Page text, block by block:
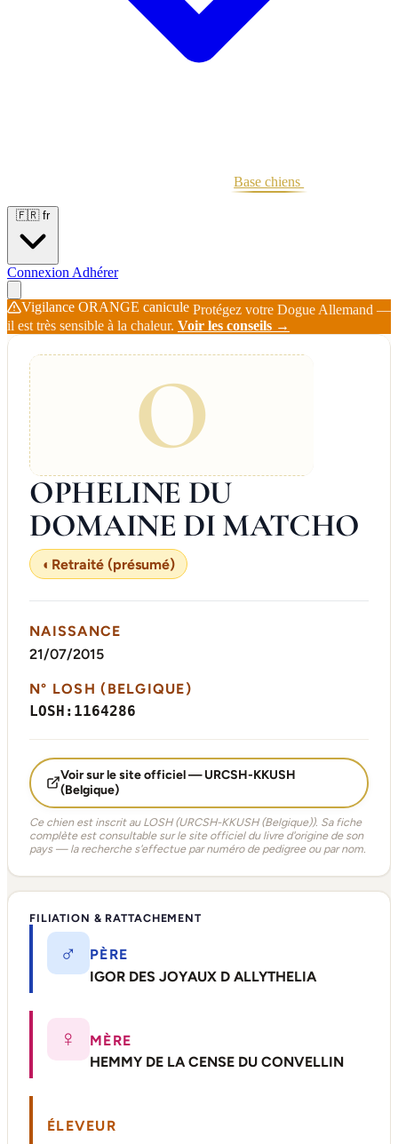
Base chiens
🇫🇷 fr
Connexion Adhérer
Vigilance ORANGE canicule Protégez votre Dogue Allemand —
il est très sensible à la chaleur. Voir les conseils →
O
OPHELINE DU
DOMAINE DI MATCHO
◐ Retraité (présumé)
NAISSANCE
21/07/2015
N° LOSH (BELGIQUE)
LOSH:1164286
Voir sur le site officiel — URCSH-KKUSH
(Belgique)
Ce chien est inscrit au LOSH (URCSH-KKUSH (Belgique)). Sa fiche
complète est consultable sur le site officiel du livre d'origine de son
pays — la recherche s'effectue par numéro de pedigree ou par nom.
FILIATION & RATTACHEMENT
♂
PÈRE
IGOR DES JOYAUX D ALLYTHELIA
♀
MÈRE
HEMMY DE LA CENSE DU CONVELLIN
ÉLEVEUR